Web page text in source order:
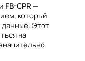
FB-CPR —
который
данные. Этот
на